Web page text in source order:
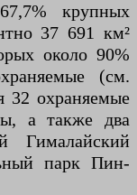
крупных
37 691 км²
около 90%
(см.
32 охраняемые
а также два
Гималайский
парк Пин-